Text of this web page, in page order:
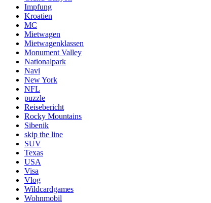
Impfung
Kroatien
MC
Mietwagen
Mietwagenklassen
Monument Valley
Nationalpark
Navi
New York
NFL
puzzle
Reisebericht
Rocky Mountains
Sibenik
skip the line
SUV
Texas
USA
Visa
Vlog
Wildcardgames
Wohnmobil